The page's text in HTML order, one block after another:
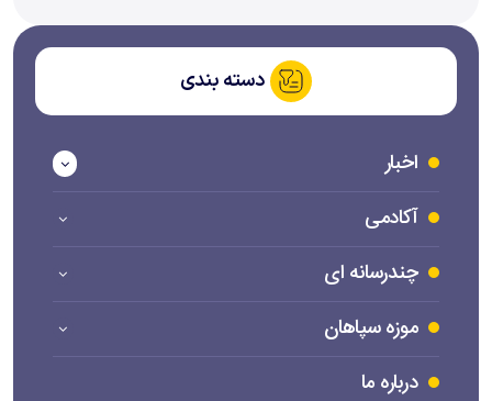
دسته بندی
اخبار
آکادمی
چندرسانه ای
موزه سپاهان
درباره ما